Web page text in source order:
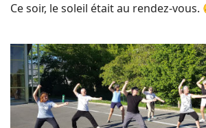
Ce soir, le soleil était au rendez-vous.